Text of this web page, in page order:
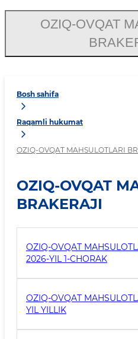
Bosh sahifa
Raqamli hukumat
OZIQ-OVQAT MAHSULOTLARI
OZIQ-OVQAT
BRAKERAJI
OZIQ-OVQAT
2026-YIL 1-CHORAK
OZIQ-OVQAT
YIL YILLIK
OZIQ-OVQAT